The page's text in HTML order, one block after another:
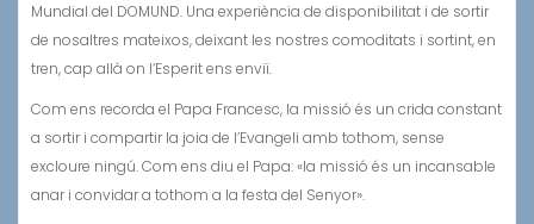
Mundial del DOMUND. Una experiència de disponibilitat i de sortir
de nosaltres mateixos, deixant les nostres comoditats i sortint, en
tren, cap allà on l’Esperit ens enviï.
Com ens recorda el Papa Francesc, la missió és un crida constant
a sortir i compartir la joia de l’Evangeli amb tothom, sense
excloure ningú. Com ens diu el Papa: «la missió és un incansable
anar i convidar a tothom a la festa del Senyor».